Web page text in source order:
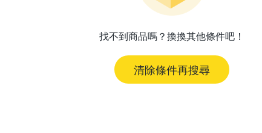
找不到商品嗎？換換其他條件吧！
清除條件再搜尋